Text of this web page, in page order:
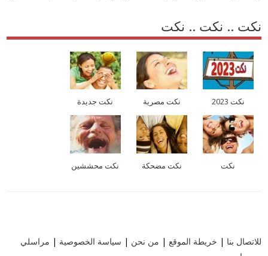
نكت .. نكت .. نكت
نكت 2023 نكت مصرية نكت جديدة
نكت نكت مضحكة نكت محششين
للاتصال بنا | خريطة الموقع | من نحن | سياسة الخصوصية | مراسلي